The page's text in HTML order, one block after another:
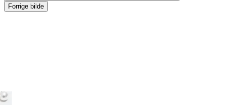
Tilbud
Forrige bilde